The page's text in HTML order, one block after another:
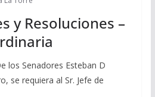
y Resoluciones –
los Senadores Esteban D
se requiera al Sr. Jefe de